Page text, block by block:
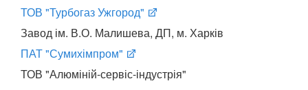
ТОВ "Турбогаз Ужгород"
Завод ім. В.О. Малишева, ДП, м. Харків
ПАТ "Сумихімпром"
ТОВ "Алюміній-сервіс-індустрія"